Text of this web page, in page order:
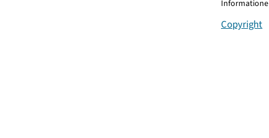
Copyright